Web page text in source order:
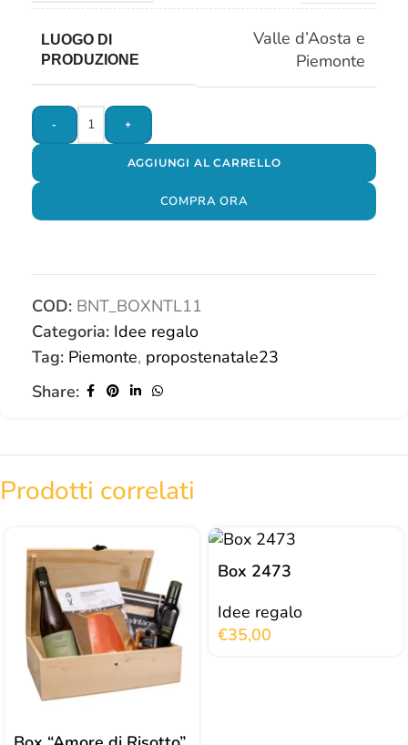
LUOGO DI
PRODUZIONE
Valle d’Aosta e
Piemonte
- +
AGGIUNGI AL CARRELLO
COMPRA ORA
COD: BNT_BOXNTL11
Categoria: Idee regalo
Tag: Piemonte, propostenatale23
Share:
Prodotti correlati
Box 2473
Idee regalo
€35,00